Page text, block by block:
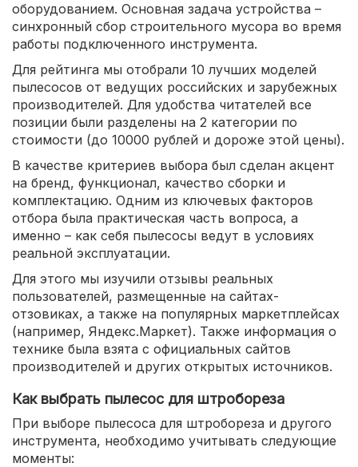
оборудованием. Основная задача устройства –
синхронный сбор строительного мусора во время
работы подключенного инструмента.
Для рейтинга мы отобрали 10 лучших моделей
пылесосов от ведущих российских и зарубежных
производителей. Для удобства читателей все
позиции были разделены на 2 категории по
стоимости (до 10000 рублей и дороже этой цены).
В качестве критериев выбора был сделан акцент
на бренд, функционал, качество сборки и
комплектацию. Одним из ключевых факторов
отбора была практическая часть вопроса, а
именно – как себя пылесосы ведут в условиях
реальной эксплуатации.
Для этого мы изучили отзывы реальных
пользователей, размещенные на сайтах-
отзовиках, а также на популярных маркетплейсах
(например, Яндекс.Маркет). Также информация о
технике была взята с официальных сайтов
производителей и других открытых источников.
Как выбрать пылесос для штробореза
При выборе пылесоса для штробореза и другого
инструмента, необходимо учитывать следующие
моменты: